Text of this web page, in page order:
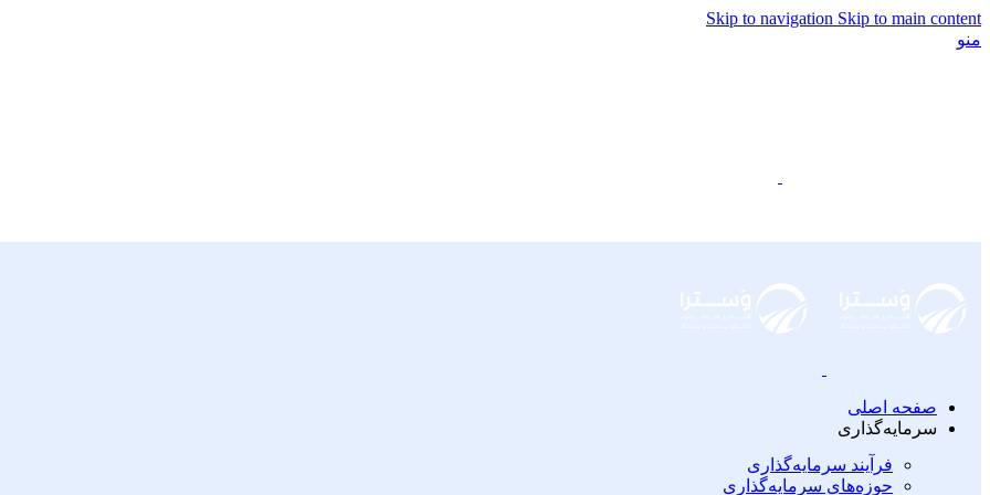
Skip to navigation Skip to main content
منو
صفحه اصلی
سرمایه‌گذاری
فرآیند سرمایه‌گذاری
حوزه‌های سرمایه‌گذاری